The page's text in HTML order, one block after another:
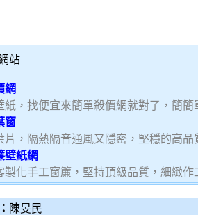
網站
網
紙，找便宜來簡單殺價網就對了，簡
窗
片，隔熱隔音通風又隱密，堅穩的高
壁紙網
製化手工窗簾，堅持頂級品質，細緻
陳旻民